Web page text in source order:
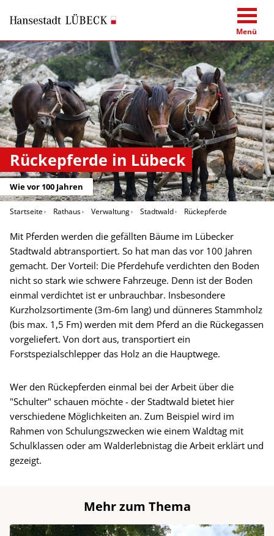
Menü
Rückepferde in Lübeck
Wie vor 100 Jahren
Startseite Rathaus Verwaltung Stadtwald Rückepferde
Mit Pferden werden die gefällten Bäume im Lübecker
Stadtwald abtransportiert. So hat man das vor 100 Jahren
gemacht. Der Vorteil: Die Pferdehufe verdichten den Boden
nicht so stark wie schwere Fahrzeuge. Denn ist der Boden
einmal verdichtet ist er unbrauchbar. Insbesondere
Kurzholzsortimente (3m-6m lang) und dünneres Stammholz
(bis max. 1,5 Fm) werden mit dem Pferd an die Rückegassen
vorgeliefert. Von dort aus, transportiert ein
Forstspezialschlepper das Holz an die Hauptwege.
Wer den Rückepferden einmal bei der Arbeit über die
"Schulter" schauen möchte - der Stadtwald bietet hier
verschiedene Möglichkeiten an. Zum Beispiel wird im
Rahmen von Schulungszwecken wie einem Waldtag mit
Schulklassen oder am Walderlebnistag die Arbeit erklärt und
gezeigt.
Mehr zum Thema